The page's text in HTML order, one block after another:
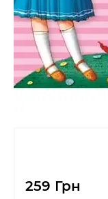
259 Грн